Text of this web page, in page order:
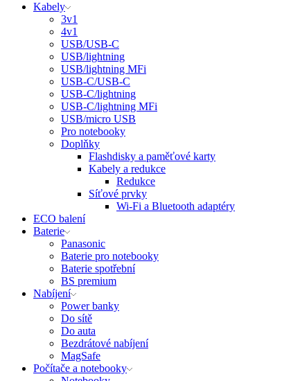
Kabely
3v1
4v1
USB/USB-C
USB/lightning
USB/lightning MFi
USB-C/USB-C
USB-C/lightning
USB-C/lightning MFi
USB/micro USB
Pro notebooky
Doplňky
Flashdisky a paměťové karty
Kabely a redukce
Redukce
Síťové prvky
Wi-Fi a Bluetooth adaptéry
ECO balení
Baterie
Panasonic
Baterie pro notebooky
Baterie spotřební
BS premium
Nabíjení
Power banky
Do sítě
Do auta
Bezdrátové nabíjení
MagSafe
Počítače a notebooky